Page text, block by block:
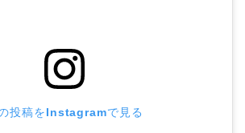
投稿をInstagramで見る